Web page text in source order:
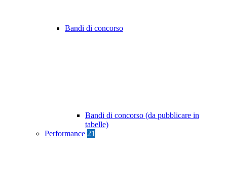
Bandi di concorso
Bandi di concorso (da pubblicare in
tabelle)
Performance 21